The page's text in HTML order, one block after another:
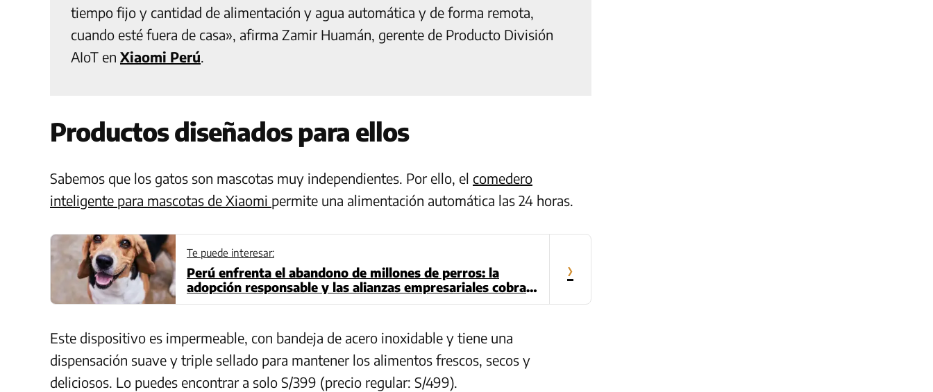
tiempo fijo y cantidad de alimentación y agua automática y de forma remota,
cuando esté fuera de casa», afirma Zamir Huamán, gerente de Producto División
AIoT en Xiaomi Perú.
Productos diseñados para ellos
Sabemos que los gatos son mascotas muy independientes. Por ello, el comedero
inteligente para mascotas de Xiaomi permite una alimentación automática las 24 horas.
Te puede interesar:
Perú enfrenta el abandono de millones de perros: la
adopción responsable y las alianzas empresariales cobran
mayor importancia
›
Este dispositivo es impermeable, con bandeja de acero inoxidable y tiene una
dispensación suave y triple sellado para mantener los alimentos frescos, secos y
deliciosos. Lo puedes encontrar a solo S/399 (precio regular: S/499).